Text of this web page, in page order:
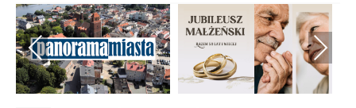
Previous Next